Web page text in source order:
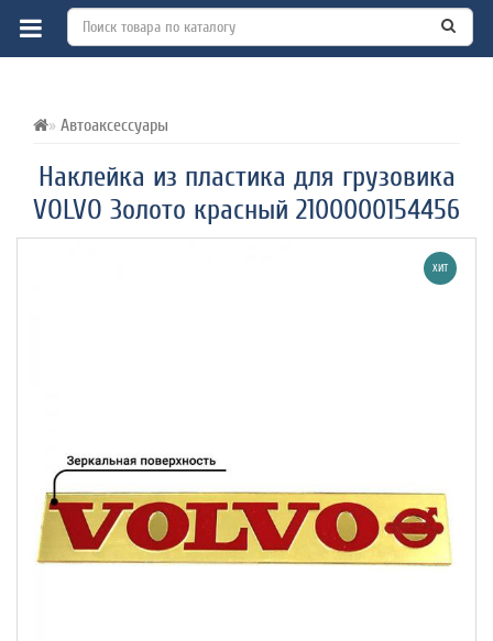
Автоаксессуары
Наклейка из пластика для грузовика
VOLVO Золото красный 2100000154456
ВСЕ О ТОВАРЕ ХАРАКТЕРИСТИКИ
ХИТ